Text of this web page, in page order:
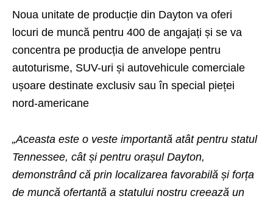
Noua unitate de producție din Dayton va oferi
locuri de muncă pentru 400 de angajați și se va
concentra pe producția de anvelope pentru
autoturisme, SUV-uri și autovehicule comerciale
ușoare destinate exclusiv sau în special pieței
nord-americane
„Aceasta este o veste importantă atât pentru statul
Tennessee, cât și pentru orașul Dayton,
demonstrând că prin localizarea favorabilă și forța
de muncă ofertantă a statului nostru creează un